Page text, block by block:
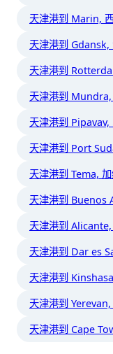
天津港到 Marin,
天津港到 Gdansk,
天津港到
天津港到
天津港到 Pipavav,
天津港到 Port
天津港到 Tema,
天津港到 Buenos
天津港到
天津港到 Dar es
天津港到
天津港到
天津港到 Cape